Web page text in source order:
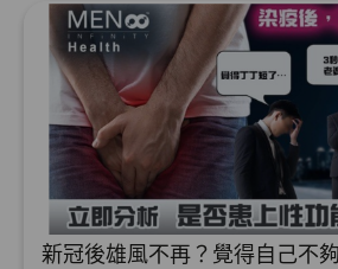
新冠後雄風不再？覺得自己不